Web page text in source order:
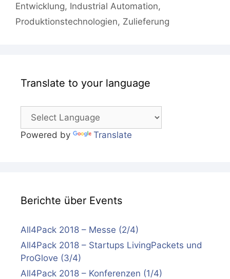
Entwicklung, Industrial Automation,
Produktionstechnologien, Zulieferung
Translate to your language
Powered by Translate
Berichte über Events
All4Pack 2018 – Messe (2/4)
All4Pack 2018 – Startups LivingPackets und
ProGlove (3/4)
All4Pack 2018 – Konferenzen (1/4)